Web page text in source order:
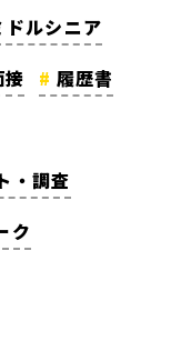
ルシニア
接
履歴書
・調査
ク